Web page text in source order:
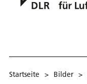
Startseite > Bilder >